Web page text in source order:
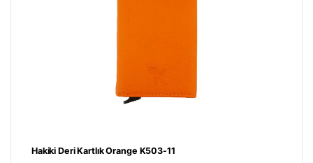
Hakiki Deri Kartlık Orange K503-11